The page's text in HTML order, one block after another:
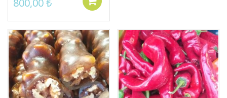
800,00₺
İstek Listeme Ekle İstek Listeme Ekle